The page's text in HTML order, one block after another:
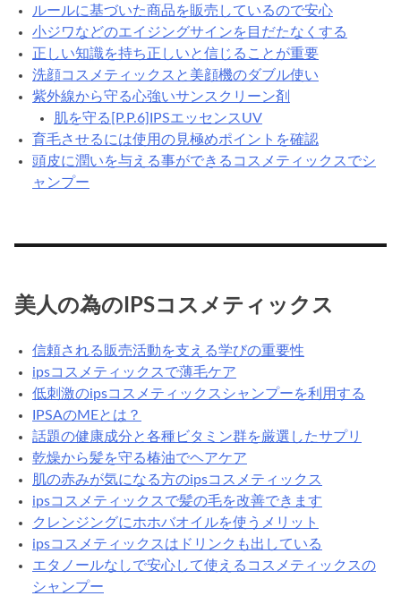
ルールに基づいた商品を販売しているので安心
小ジワなどのエイジングサインを目だたなくする
正しい知識を持ち正しいと信じることが重要
洗顔コスメティックスと美顔機のダブル使い
紫外線から守る心強いサンスクリーン剤
肌を守る[P.P.6]IPSエッセンスUV
育毛させるには使用の見極めポイントを確認
頭皮に潤いを与える事ができるコスメティックスでシ
ャンプー
美人の為のIPSコスメティックス
信頼される販売活動を支える学びの重要性
ipsコスメティックスで薄毛ケア
低刺激のipsコスメティックスシャンプーを利用する
IPSAのMEとは？
話題の健康成分と各種ビタミン群を厳選したサプリ
乾燥から髪を守る椿油でヘアケア
肌の赤みが気になる方のipsコスメティックス
ipsコスメティックスで髪の毛を改善できます
クレンジングにホホバオイルを使うメリット
ipsコスメティックスはドリンクも出している
エタノールなしで安心して使えるコスメティックスの
シャンプー